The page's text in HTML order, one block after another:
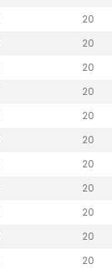
20
20
20
20
20
20
20
20
20
20
20